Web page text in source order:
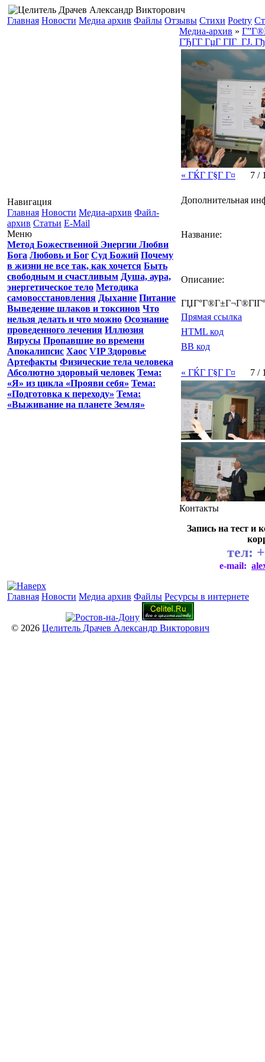
Главная Новости Медиа архив Файлы Отзывы Стихи Poetry
Навигация
Главная Новости Медиа-архив Файл-
архив Статьи E-Mail
Меню
Метод Божественной Энергии Любви
Бога Любовь и Бог Суд Божий Почему
в жизни не все так, как хочется Быть
свободным и счастливым Душа, аура,
энергетическое тело Методика
самовосстановления Дыхание Питание
Выведение шлаков и токсинов Что
нельзя делать и что можно Осознание
проведенного лечения Иллюзия
Вирусы Пропавшие во времени
Апокалипсис Хаос VIP Здоровье
Артефакты Физические тела человека
Абсолютно здоровый человек Тема:
«Я» из цикла «Прояви себя» Тема:
«Подготовка к переходу» Тема:
«Выживание на планете Земля»
Медиа-архив »
ГЂГ­Г ГµГ ГІГ ГЈ.
« ГЌГ Г§Г Г¤ 7 /
Дополнительная
Название:
Описание:
Прямая ссылка
HTML код
BB код
« ГЌГ Г§Г Г¤ 7 /
Контакты
Запись на тест и
тел:
e-mail:
Главная Новости Медиа архив Файлы Ресурсы в интернете
© 2026 Целитель Драчев Александр Викторович